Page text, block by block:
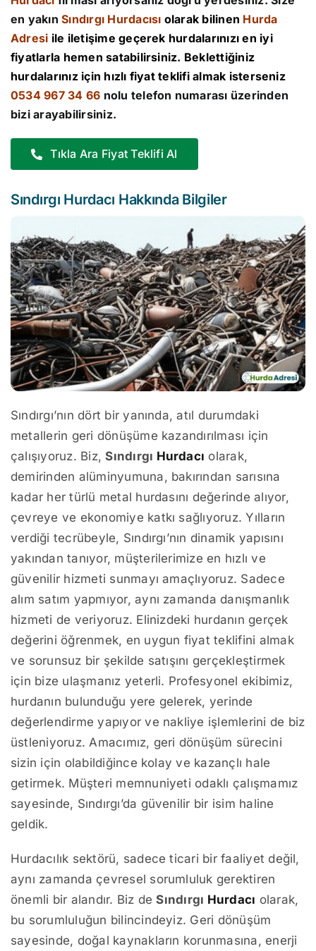
en yakınSındırgı Hurdacısı olarak bilinen Hurda
Adresi ile iletişime geçerek hurdalarınızı en iyi
fiyatlarla hemen satabilirsiniz. Beklettiğiniz
hurdalarınız için hızlı fiyat teklifi almak isterseniz
0534 967 34 66 nolu telefon numarası üzerinden
bizi arayabilirsiniz.
Tıkla Ara Fiyat Teklifi Al
Sındırgı Hurdacı Hakkında Bilgiler
Sındırgı’nın dört bir yanında, atıl durumdaki
metallerin geri dönüşüme kazandırılması için
çalışıyoruz. Biz,Sındırgı Hurdacı olarak,
demirinden alüminyumuna, bakırından sarısına
kadar her türlü metal hurdasını değerinde alıyor,
çevreye ve ekonomiye katkı sağlıyoruz. Yılların
verdiği tecrübeyle, Sındırgı’nın dinamik yapısını
yakından tanıyor, müşterilerimize en hızlı ve
güvenilir hizmeti sunmayı amaçlıyoruz. Sadece
alım satım yapmıyor, aynı zamanda danışmanlık
hizmeti de veriyoruz. Elinizdeki hurdanın gerçek
değerini öğrenmek, en uygun fiyat teklifini almak
ve sorunsuz bir şekilde satışını gerçekleştirmek
için bize ulaşmanız yeterli. Profesyonel ekibimiz,
hurdanın bulunduğu yere gelerek, yerinde
değerlendirme yapıyor ve nakliye işlemlerini de biz
üstleniyoruz. Amacımız, geri dönüşüm sürecini
sizin için olabildiğince kolay ve kazançlı hale
getirmek. Müşteri memnuniyeti odaklı çalışmamız
sayesinde, Sındırgı’da güvenilir bir isim haline
geldik.
Hurdacılık sektörü, sadece ticari bir faaliyet değil,
aynı zamanda çevresel sorumluluk gerektiren
önemli bir alandır. Biz deSındırgı Hurdacı olarak,
bu sorumluluğun bilincindeyiz. Geri dönüşüm
sayesinde, doğal kaynakların korunmasına, enerji